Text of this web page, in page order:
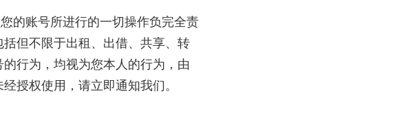
的账号所进行的一切操作负完全责
但不限于出租、出借、共享、转
行为，均视为您本人的行为，由
授权使用，请立即通知我们。